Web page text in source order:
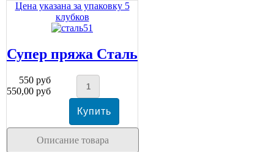
Цена указана за упаковку 5
клубков
Супер пряжа Сталь
550 руб
550,00 руб
Описание товара